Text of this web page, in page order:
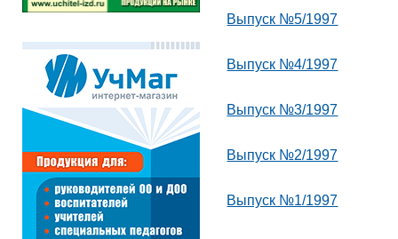
Выпуск №5/1997
Выпуск №4/1997
Выпуск №3/1997
Выпуск №2/1997
Выпуск №1/1997